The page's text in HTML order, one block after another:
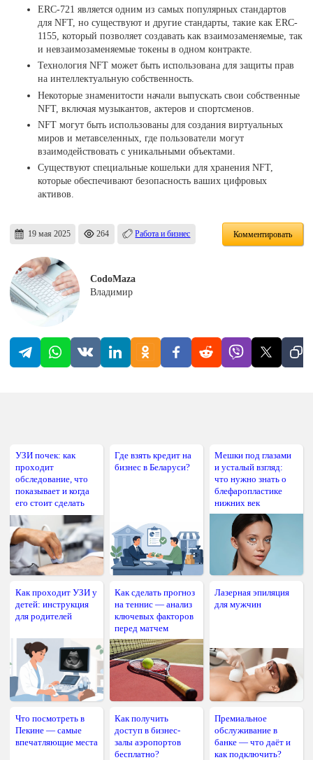
ERC-721 является одним из самых популярных стандартов
для NFT, но существуют и другие стандарты, такие как ERC-
1155, который позволяет создавать как взаимозаменяемые, так
и невзаимозаменяемые токены в одном контракте.
Технология NFT может быть использована для защиты прав
на интеллектуальную собственность.
Некоторые знаменитости начали выпускать свои собственные
NFT, включая музыкантов, актеров и спортсменов.
NFT могут быть использованы для создания виртуальных
миров и метавселенных, где пользователи могут
взаимодействовать с уникальными объектами.
Существуют специальные кошельки для хранения NFT,
которые обеспечивают безопасность ваших цифровых
активов.
19 мая 2025 264 Работа и бизнес Комментировать
CodoMaza
Владимир
УЗИ почек: как
проходит
обследование, что
показывает и когда
его стоит сделать
Где взять кредит на
бизнес в Беларуси?
Мешки под глазами
и усталый взгляд:
что нужно знать о
блефаропластике
нижних век
Как проходит УЗИ у
детей: инструкция
для родителей
Как сделать прогноз
на теннис — анализ
ключевых факторов
перед матчем
Лазерная эпиляция
для мужчин
Что посмотреть в
Пекине — самые
впечатляющие места
Как получить
доступ в бизнес-
залы аэропортов
бесплатно?
Премиальное
обслуживание в
банке — что даёт и
как подключить?